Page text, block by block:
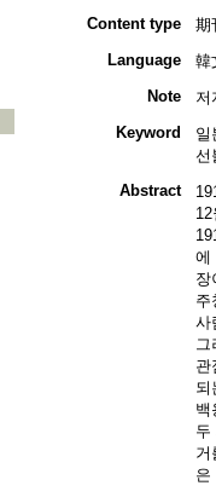
Content type
期
Language
韓
Note
저
Keyword
일
선
Abstract
에
장
주
사
그
관
되
백
두
거
은